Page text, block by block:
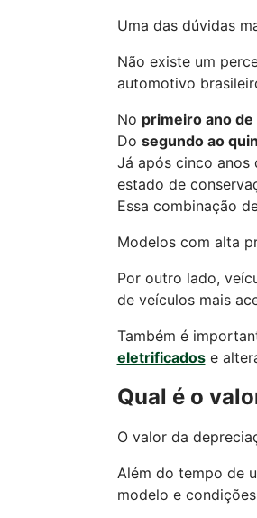
Uma das dúvidas
Não existe um
automotivo
No primeiro ano de
Do segundo ao
Já após cinco anos
estado de
Essa combinação
Modelos com alta
Por outro lado,
de veículos mais
Também é
eletrificadose
Qual é o
O valor da
Além do tempo de
modelo e